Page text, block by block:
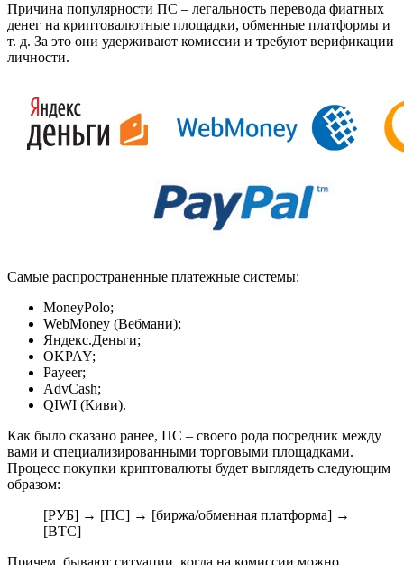
Причина популярности ПС – легальность перевода фиатных
денег на криптовалютные площадки, обменные платформы и
т. д. За это они удерживают комиссии и требуют верификации
личности.
Самые распространенные платежные системы:
MoneyPolo;
WebMoney (Вебмани);
Яндекс.Деньги;
OKPAY;
Payeer;
AdvCash;
QIWI (Киви).
Как было сказано ранее, ПС – своего рода посредник между
вами и специализированными торговыми площадками.
Процесс покупки криптовалюты будет выглядеть следующим
образом:
[РУБ] → [ПС] → [биржа/обменная платформа] →
[BTC]